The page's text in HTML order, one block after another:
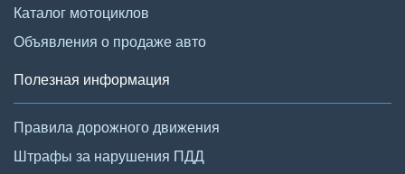
Каталог мотоциклов
Объявления о продаже авто
Полезная информация
Правила дорожного движения
Штрафы за нарушения ПДД